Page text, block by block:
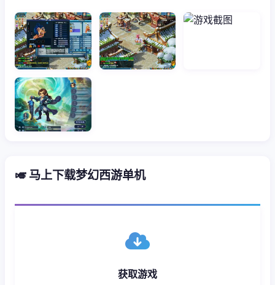
🎺 马上下载梦幻西游单机
获取游戏